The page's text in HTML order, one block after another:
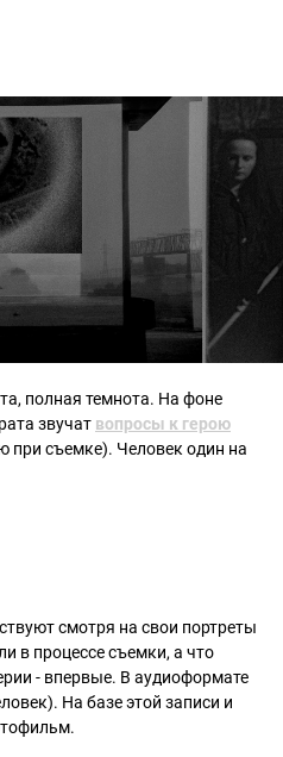
полная темнота. На фоне
звучат вопросы к герою
при съемке). Человек один на
смотря на свои портреты
в процессе съемки, а что
- впервые. В аудиоформате
На базе этой записи и